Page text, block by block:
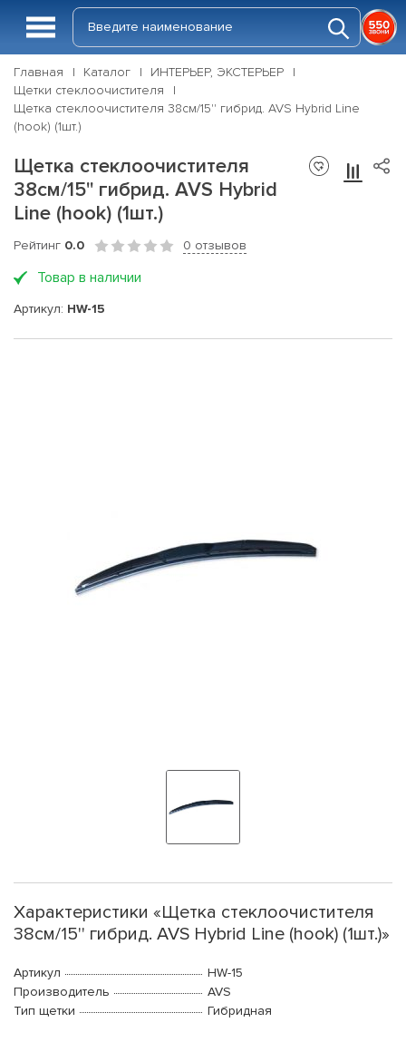
Главная Каталог
ИНТЕРЬЕР, ЭКСТЕРЬЕР
Щетки стеклоочистителя
Щетка стеклоочистителя 38см/15'' гибрид. AVS Hybrid Line
(hook) (1шт.)
Щетка стеклоочистителя
38см/15'' гибрид. AVS Hybrid
Line (hook) (1шт.)
Рейтинг 0.0 0 отзывов
Товар в наличии
Артикул: HW-15
Характеристики «Щетка стеклоочистителя
38см/15'' гибрид. AVS Hybrid Line (hook) (1шт.)»
Артикул
HW-15
Производитель
AVS
Тип щетки
Гибридная